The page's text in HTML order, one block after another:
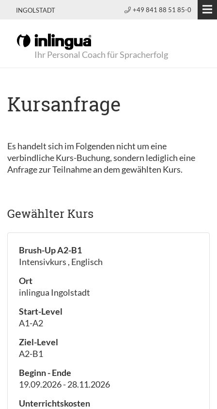
INGOLSTADT +49 841 88 51 85-0
Ihr Personal Coach für Spracherfolg
Kursanfrage
Es handelt sich im Folgenden nicht um eine
verbindliche Kurs-Buchung, sondern lediglich eine
Anfrage zur Teilnahme an dem gewählten Kurs.
Gewählter Kurs
Brush-Up A2-B1
Intensivkurs , Englisch
Ort
inlingua Ingolstadt
Start-Level
A1-A2
Ziel-Level
A2-B1
Beginn - Ende
19.09.2026 - 28.11.2026
Unterrichtskosten